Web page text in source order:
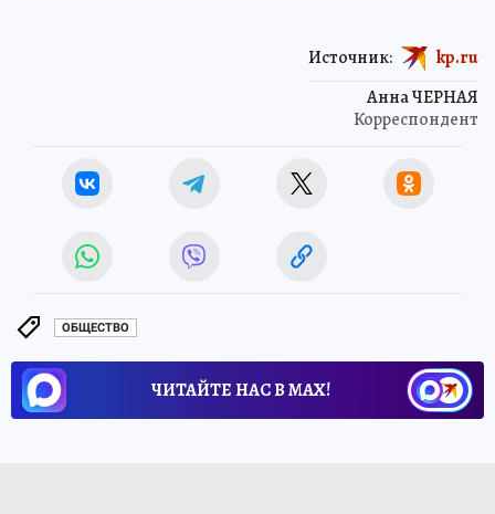
Анна ЧЕРНАЯ
Корреспондент
Источник: kp.ru
ОБЩЕСТВО
ЧИТАЙТЕ НАС В МАХ!